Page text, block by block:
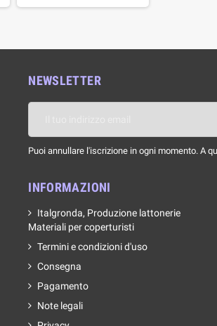
NEWSLETTER
Puoi annullare l'iscrizione in ogni momento. A
INFORMAZIONI
Italgronda, Produzione lattonerie
Materiali per coperturisti
Termini e condizioni d'uso
Consegna
Pagamento
Note legali